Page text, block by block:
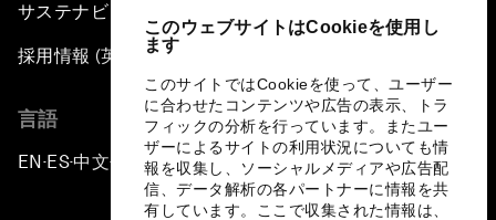
このウェブサイトはCookieを使用し
ます
このサイトではCookieを使って、ユーザー
に合わせたコンテンツや広告の表示、トラ
フィックの分析を行っています。またユー
ザーによるサイトの利用状況についても情
報を収集し、ソーシャルメディアや広告配
信、データ解析の各パートナーに情報を共
有しています。ここで収集された情報は、
サステナビリティへの取り組み
採用情報 (英語のみ)
言語
EN ▪ ES▪中文▪ 日本語